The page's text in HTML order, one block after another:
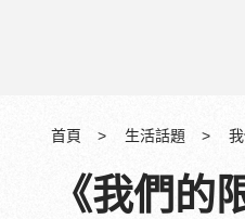
首頁 生活話題
《我們